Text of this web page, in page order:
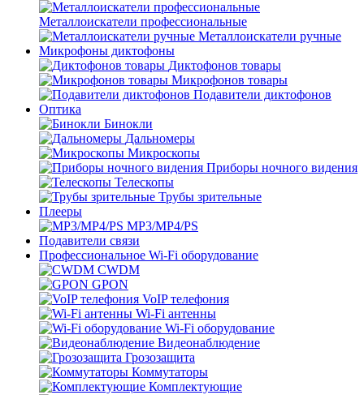
Металлоискатели профессиональные
Металлоискатели ручные
Микрофоны диктофоны
Диктофонов товары
Микрофонов товары
Подавители диктофонов
Оптика
Бинокли
Дальномеры
Микроскопы
Приборы ночного видения
Телескопы
Трубы зрительные
Плееры
MP3/MP4/PS
Подавители связи
Профессиональное Wi-Fi оборудование
CWDM
GPON
VoIP телефония
Wi-Fi антенны
Wi-Fi оборудование
Видеонаблюдение
Грозозащита
Коммутаторы
Комплектующие